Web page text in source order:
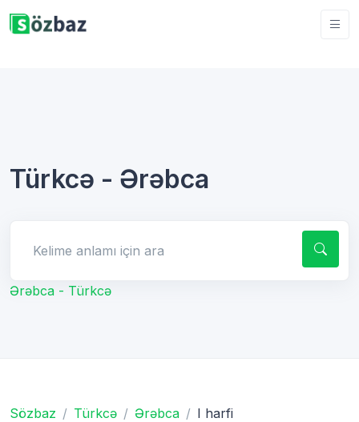
Türkcə - Ərəbca
Ərəbca - Türkcə
Sözbaz Türkcə Ərəbca I harfi